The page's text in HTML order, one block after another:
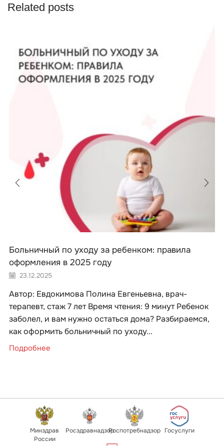
Related posts
Больничный по уходу за ребенком: правила
оформления в 2025 году
23.12.2025
Автор: Евдокимова Полина Евгеньевна, врач-
терапевт, стаж 7 лет Время чтения: 9 минут Ребенок
заболел, и вам нужно остаться дома? Разбираемся,
как оформить больничный по уходу...
Подробнее
Минздрав
России
РосздравнадзорРоспотребнадзор Госуслуги